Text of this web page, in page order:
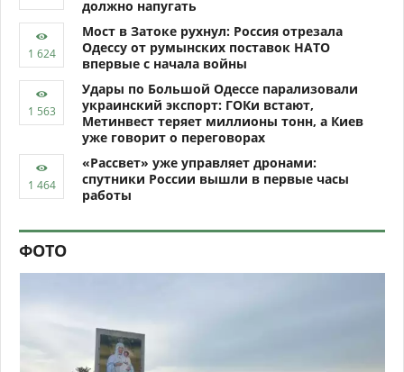
должно напугать
Мост в Затоке рухнул: Россия отрезала
Одессу от румынских поставок НАТО
впервые с начала войны
Удары по Большой Одессе парализовали
украинский экспорт: ГОКи встают,
Метинвест теряет миллионы тонн, а Киев
уже говорит о переговорах
«Рассвет» уже управляет дронами:
спутники России вышли в первые часы
работы
ФОТО